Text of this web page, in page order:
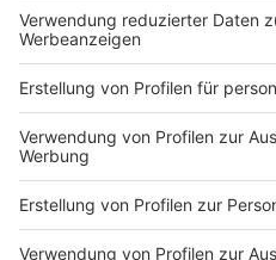
Neurologie und
chirurgischen Fächern,
Behandlungsspektrum
auch eine Entlastung für die
in der Region.
Anzeige